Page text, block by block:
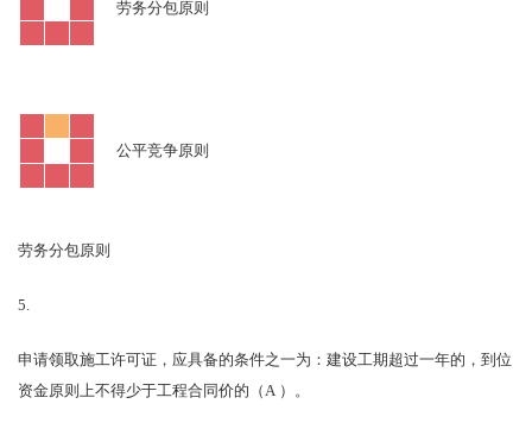
劳务分包原则
公平竞争原则
劳务分包原则
5.
申请领取施工许可证，应具备的条件之一为：建设工期超过一年的，到位
资金原则上不得少于工程合同价的（A ）。